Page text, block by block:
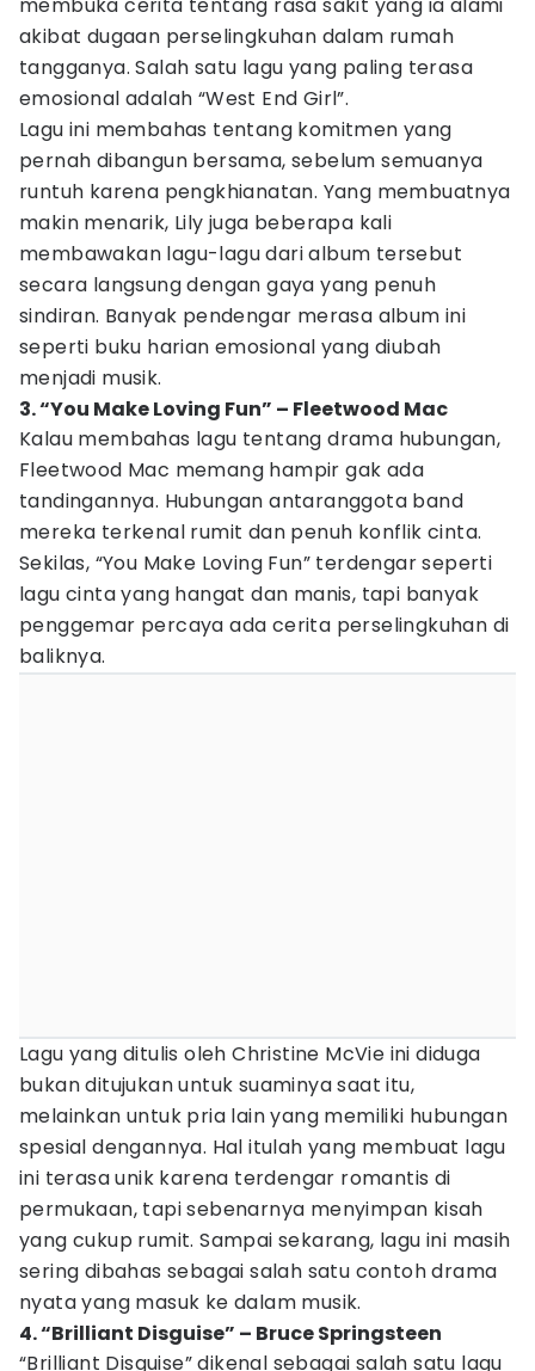
akibat dugaan perselingkuhan dalam rumah
tangganya. Salah satu lagu yang paling terasa
emosional adalah “West End Girl”.
Lagu ini membahas tentang komitmen yang
pernah dibangun bersama, sebelum semuanya
runtuh karena pengkhianatan. Yang membuatnya
makin menarik, Lily juga beberapa kali
membawakan lagu-lagu dari album tersebut
secara langsung dengan gaya yang penuh
sindiran. Banyak pendengar merasa album ini
seperti buku harian emosional yang diubah
menjadi musik.
3. “You Make Loving Fun” – Fleetwood Mac
Kalau membahas lagu tentang drama hubungan,
Fleetwood Mac memang hampir gak ada
tandingannya. Hubungan antaranggota band
mereka terkenal rumit dan penuh konflik cinta.
Sekilas, “You Make Loving Fun” terdengar seperti
lagu cinta yang hangat dan manis, tapi banyak
penggemar percaya ada cerita perselingkuhan di
baliknya.
Lagu yang ditulis oleh Christine McVie ini diduga
bukan ditujukan untuk suaminya saat itu,
melainkan untuk pria lain yang memiliki hubungan
spesial dengannya. Hal itulah yang membuat lagu
ini terasa unik karena terdengar romantis di
permukaan, tapi sebenarnya menyimpan kisah
yang cukup rumit. Sampai sekarang, lagu ini masih
sering dibahas sebagai salah satu contoh drama
nyata yang masuk ke dalam musik.
4. “Brilliant Disguise” – Bruce Springsteen
“Brilliant Disguise” dikenal sebagai salah satu lagu